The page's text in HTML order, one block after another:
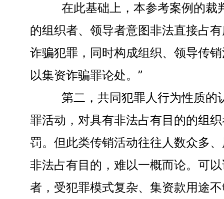
在此基础上，本参考案例的裁判
的组织者、领导者意图非法直接占
诈骗犯罪，同时构成组织、领导传
以集资诈骗罪论处。”
第二，共同犯罪人行为性质的认
罪活动，对具有非法占有目的的组
罚。但此类传销活动往往人数众多
非法占有目的，难以一概而论。可
者，受犯罪模式复杂、集资款用途